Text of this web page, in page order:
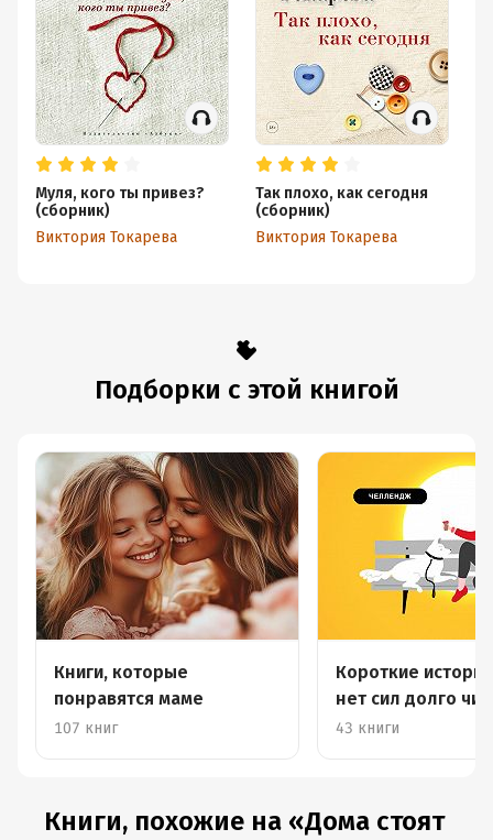
Муля, кого ты привез?
(сборник)
Виктория Токарева
Так плохо, как сегодня
(сборник)
Виктория Токарева
Подборки с этой книгой
Книги, которые
понравятся маме
107 книг
Короткие
нет сил долго
43 книги
Книги, похожие на «Дома стоят